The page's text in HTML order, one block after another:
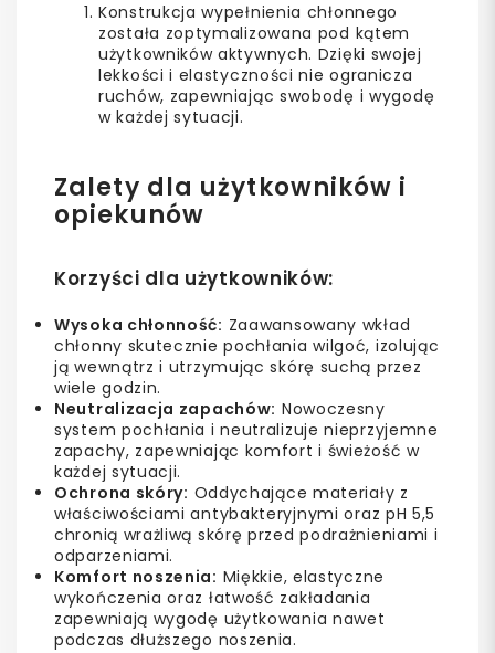
Konstrukcja wypełnienia chłonnego
została zoptymalizowana pod kątem
użytkowników aktywnych. Dzięki swojej
lekkości i elastyczności nie ogranicza
ruchów, zapewniając swobodę i wygodę
w każdej sytuacji.
Zalety dla użytkowników i
opiekunów
Korzyści dla użytkowników:
Wysoka chłonność: Zaawansowany wkład
chłonny skutecznie pochłania wilgoć, izolując
ją wewnątrz i utrzymując skórę suchą przez
wiele godzin.
Neutralizacja zapachów: Nowoczesny
system pochłania i neutralizuje nieprzyjemne
zapachy, zapewniając komfort i świeżość w
każdej sytuacji.
Ochrona skóry: Oddychające materiały z
właściwościami antybakteryjnymi oraz pH 5,5
chronią wrażliwą skórę przed podrażnieniami i
odparzeniami.
Komfort noszenia: Miękkie, elastyczne
wykończenia oraz łatwość zakładania
zapewniają wygodę użytkowania nawet
podczas dłuższego noszenia.